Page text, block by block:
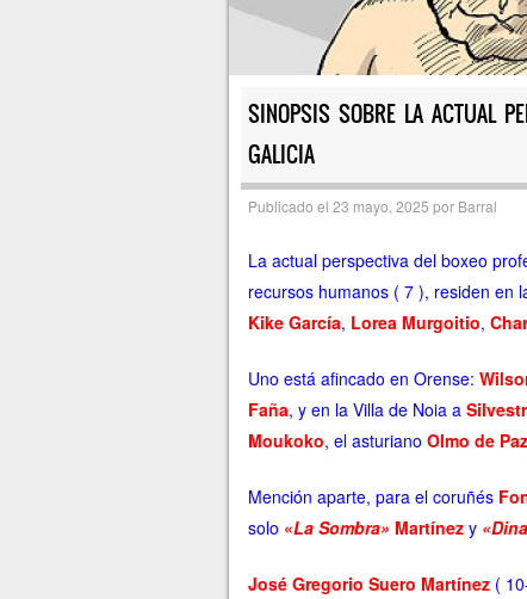
SINOPSIS SOBRE LA ACTUAL
GALICIA
Publicado el 23 mayo, 2025 por Barral
La actual perspectiva del boxeo
recursos humanos ( 7 ), residen en
Kike García, Lorea Murgoitio,
Uno está afincado en Orense:
Faña, y en la Villa de Noia a
Moukoko, el asturiano Olmo de Paz
Mención aparte, para el coruñés
solo «La Sombra» Martínezy
José Gregorio Suero Martínez(